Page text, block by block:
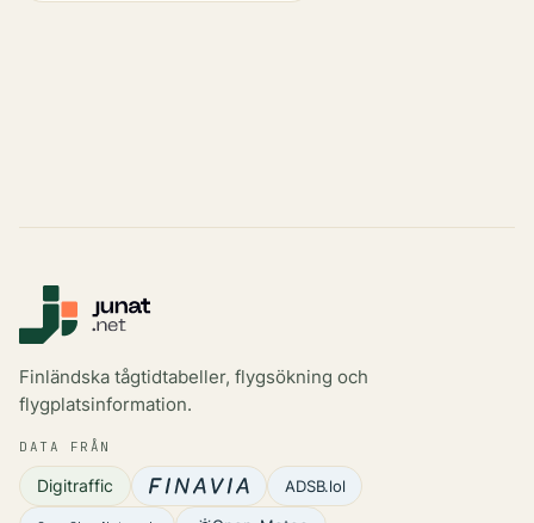
Finländska tågtidtabeller, flygsökning och
flygplatsinformation.
DATA FRÅN
Digitraffic ADSB.lol